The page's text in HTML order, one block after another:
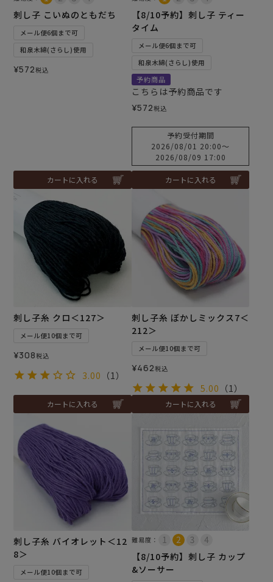
刺し子 こいぬのともだち
メール便6個まで可
和泉木綿(さらし)使用
¥572税込
カートに入れる
【8/10予約】刺し子 ティー
タイム
メール便6個まで可
和泉木綿(さらし)使用
予約商品
こちらは予約商品です
¥572税込
予約受付期間
2026/08/01 20:00〜
2026/08/09 17:00
カートに入れる
刺し子糸 クロ＜127＞
メール便10個まで可
¥308税込
3.00 （1）
カートに入れる
刺し子糸 ぼかしミックス7＜
212＞
メール便10個まで可
¥462税込
5.00 （1）
カートに入れる
刺し子糸 バイオレット＜12
8＞
メール便10個まで可
難易度：
【8/10予約】刺し子 カップ
&ソーサー